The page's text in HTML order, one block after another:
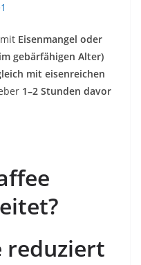
Eisenmangel oder
gebärfähigen Alter)
mit eisenreichen
1–2 Stunden davor
reduziert